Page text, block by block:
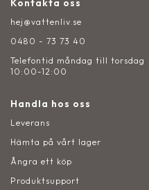
Kontakta oss
hej@vattenliv.se
0480 - 73 73 40
Telefontid måndag till torsdag
10:00-12:00
Handla hos oss
Leverans
Hämta på vårt lager
Ångra ett köp
Produktsupport